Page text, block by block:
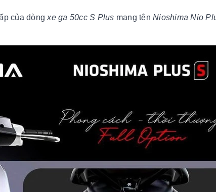
của dòngxe ga 50cc S Plus mang tên Nioshima Nio